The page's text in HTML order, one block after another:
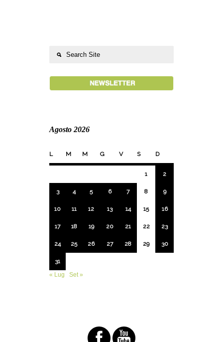
Agosto 2026
L M M G V S D
1 2
3 4 5 6 7 8 9
10 11 12 13 14 15 16
17 18 19 20 21 22 23
24 25 26 27 28 29 30
31
« Lug
Set »